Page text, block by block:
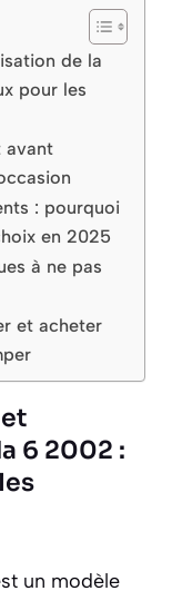
de la
pour les
avant
: pourquoi
en 2025
à ne pas
et acheter
6 2002 :
un modèle